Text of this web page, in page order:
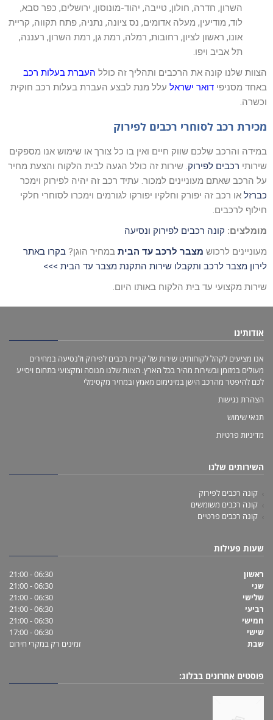
השרון, חדרה, חולון, טייבה, יהוד-מונוסון, ירושלים, כפר סבא,
לוד, מודיעין, מעלה אדומים, נס ציונה, נתניה, פתח תקווה, קריית
אונו, ראשון לציון, רחובות, רמלה, רמת גן, רמת השרון, רעננה,
תל אביב ויפו.
הצוות שלנו קונה את הרכבים ותהליך זה כולל העברת בעלות רכב
באחד מסניפי דואר ישראל עלל מנת לבצע העברת בעלות רכב חוקית
וכשרה.
מכירת רכב לסוחרי רכבים לפירוק
במידה והרכב שלכם שווק חיים ואין בו כל צורך או שימוש אנו מספקים
שירותי רכבים לפירוק. שירות זה כולל הגעה לבית הלקוח והצעת מחיר
על הרכב שאתם מעוניינים למכור. עתיד רכב זה יהיה לפירוק וימכר
כברזל או רכב זה יפורק וחלקיו יפורקו לגורמים וימכרו לסוחרי חלקי
חילוף לרכבים.
מומלצים: קונה רכבים לפירוק ונסיעה
מעוניינים לרכוש מצבר לרכב עד הבית במחיר הוגן? בקרו באתר
לירון מצבר לרכב ותקבלו שירות התקנת מצבר עד הבית >>>
שירות מקצועי עד בית הלקוח באותו היום.
אודותינו
אנו מציעים לקהל לקוחותינו שירות של קניית רכבים לפירוק ולנסיעה במחירים
מעולים במזומן ובשירות מהיר בכל הארץ. הצוות שלנו מנוסה ומקצועי בתחום ויסייע
לכם להיפטר מהרכב הישן במינימום מאמץ ובמחיר מקסימלי
הצהרת נגישות
תנאי שימוש
מדיניות פרטיות
השירותים שלנו
קונה רכבים לפירוק
קונה רכבים משומשים
קונה רכבים פרטיים
שעות פעילות
ראשון
06:30 - 21:00
שני
06:30 - 21:00
שלישי
06:30 - 21:00
רביעי
06:30 - 21:00
חמישי
06:30 - 21:00
שישי
06:30 - 17:00
שבת
זמינים רק במקרי חירום
פוסטים אחרונים בבלוג: